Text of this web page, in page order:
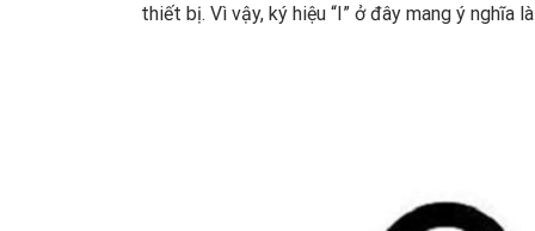
thiết bị. Vì vậy, ký hiệu “I” ở đây mang ý nghĩa